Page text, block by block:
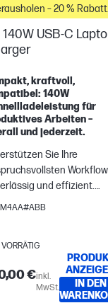
Ersatz- oder
richtigen Anschluss.
– 20 % Rabatt
Zubehör
140W USB-C
kraftvoll,
140W
für
Arbeiten –
und jederzeit.
Sie Ihre
und effizient.
durchdachte USB-
W[1] wurde mit HP
getestet, um
dass es
Anforderungen
VORRÄTIG
€inkl.
MwSt.
IN DEN